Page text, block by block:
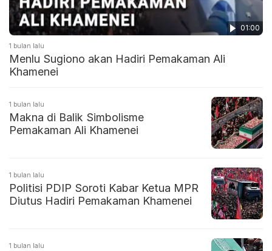
01:00
1 bulan lalu
Menlu Sugiono akan Hadiri Pemakaman Ali
Khamenei
1 bulan lalu
Makna di Balik Simbolisme
Pemakaman Ali Khamenei
1 bulan lalu
Politisi PDIP Soroti Kabar Ketua MPR
Diutus Hadiri Pemakaman Khamenei
1 bulan lalu